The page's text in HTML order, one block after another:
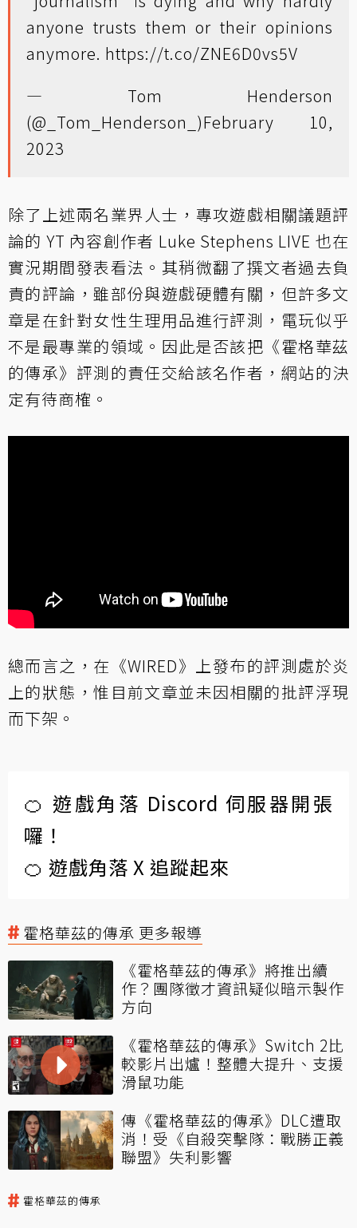
anyone trusts them or their opinions
anymore. https://t.co/ZNE6D0vs5V
— Tom Henderson
(@_Tom_Henderson_)February 10,
2023
除了上述兩名業界人士，專攻遊戲相關議題評
論的 YT 內容創作者 Luke Stephens LIVE 也在
實況期間發表看法。其稍微翻了撰文者過去負
責的評論，雖部份與遊戲硬體有關，但許多文
章是在針對女性生理用品進行評測，電玩似乎
不是最專業的領域。因此是否該把《霍格華茲
的傳承》評測的責任交給該名作者，網站的決
定有待商榷。
總而言之，在《WIRED》上發布的評測處於炎
上的狀態，惟目前文章並未因相關的批評浮現
而下架。
🍊 遊戲角落 Discord 伺服器開張
囉！
🍊 遊戲角落 X 追蹤起來
霍格華茲的傳承 更多報導
《霍格華茲的傳承》將推出續
作？團隊徵才資訊疑似暗示製作
方向
《霍格華茲的傳承》Switch 2比
較影片出爐！整體大提升、支援
滑鼠功能
傳《霍格華茲的傳承》DLC遭取
消！受《自殺突擊隊：戰勝正義
聯盟》失利影響
霍格華茲的傳承